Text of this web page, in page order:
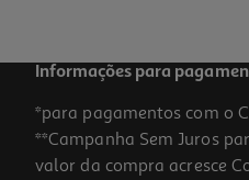
Informações para
*para pagamentos com o
**Campanha Sem Juros
valor da compra acresce